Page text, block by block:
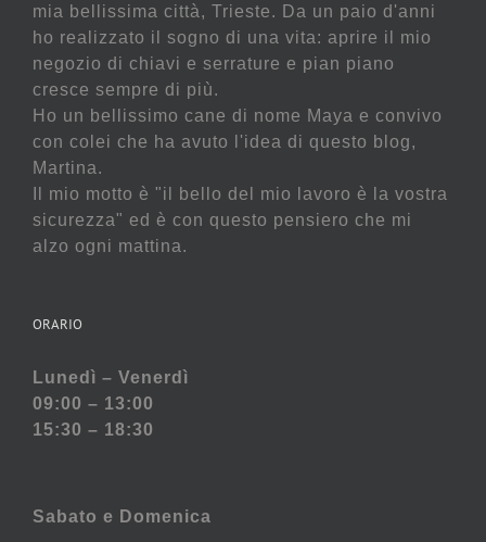
mia bellissima città, Trieste. Da un paio d'anni
ho realizzato il sogno di una vita: aprire il mio
negozio di chiavi e serrature e pian piano
cresce sempre di più.
Ho un bellissimo cane di nome Maya e convivo
con colei che ha avuto l'idea di questo blog,
Martina.
Il mio motto è "il bello del mio lavoro è la vostra
sicurezza" ed è con questo pensiero che mi
alzo ogni mattina.
ORARIO
Lunedì – Venerdì
09:00 – 13:00
15:30 – 18:30
Sabato e Domenica